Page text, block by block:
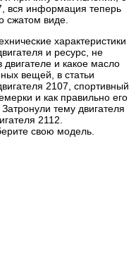
вся информация теперь
сжатом виде.
характеристики
и ресурс, не
и какое масло
вещей, в статьи
2107, спортивный
и как правильно его
тему двигателя
2112.
свою модель.